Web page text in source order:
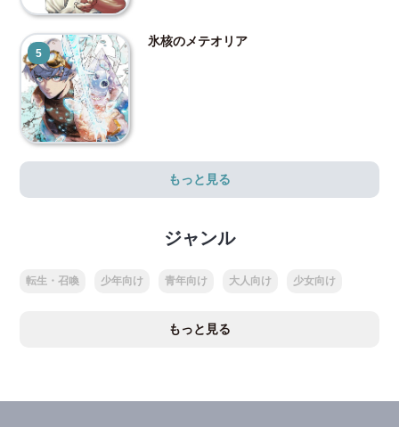
5
氷核のメテオリア
もっと見る
ジャンル
転生・召喚 少年向け 青年向け 大人向け 少女向け
もっと見る